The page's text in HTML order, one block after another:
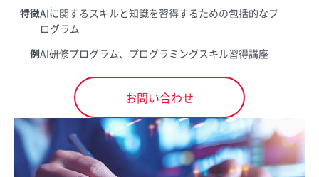
特徴AIに関するスキルと知識を習得するための包括的なプ
ログラム
例AI研修プログラム、プログラミングスキル習得講座
お問い合わせ